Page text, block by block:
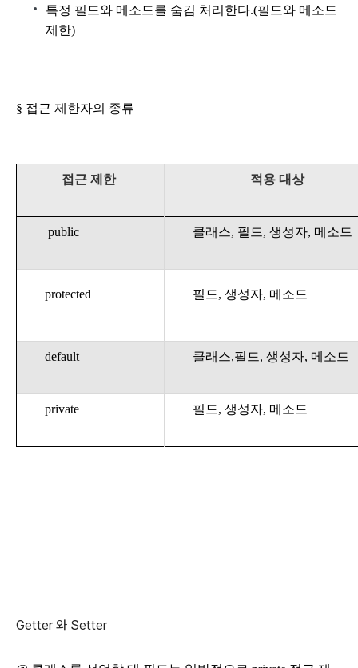
특정 필드와 메소드를 숨김 처리한다.(필드와 메소드
제한)
§ 접근 제한자의 종류
접근 제한 적용 대상
public 클래스, 필드, 생성자, 메소드
protected 필드, 생성자, 메소드
default 클래스,필드, 생성자, 메소드
private 필드, 생성자, 메소드
Getter 와 Setter